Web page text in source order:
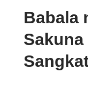
Babala